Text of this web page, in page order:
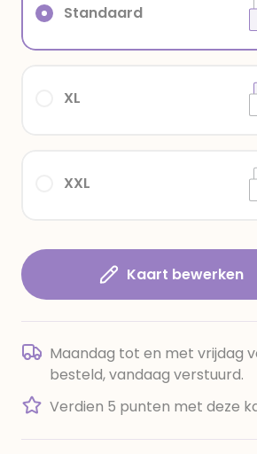
XXL
XL
Standaard
Kaart bewerken
Maandag tot en met vrijdag
besteld, vandaag verstuurd.
Verdien 5 punten met deze